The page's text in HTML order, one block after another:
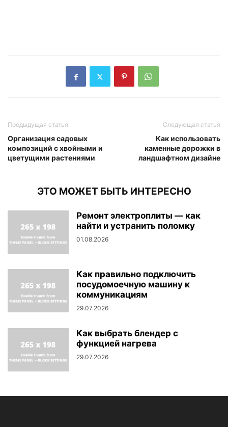
Предыдущая статья
Организация садовых
композиций с хвойными и
цветущими растениями
Следующая статья
Как использовать
каменные дорожки в
ландшафтном дизайне
ЭТО МОЖЕТ БЫТЬ ИНТЕРЕСНО
Ремонт электроплиты — как
найти и устранить поломку
01.08.2026
Как правильно подключить
посудомоечную машину к
коммуникациям
29.07.2026
Как выбрать блендер с
функцией нагрева
29.07.2026